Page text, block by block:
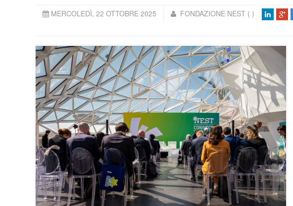
MERCOLEDÌ, 22 OTTOBRE 2025 FONDAZIONE NEST ( )